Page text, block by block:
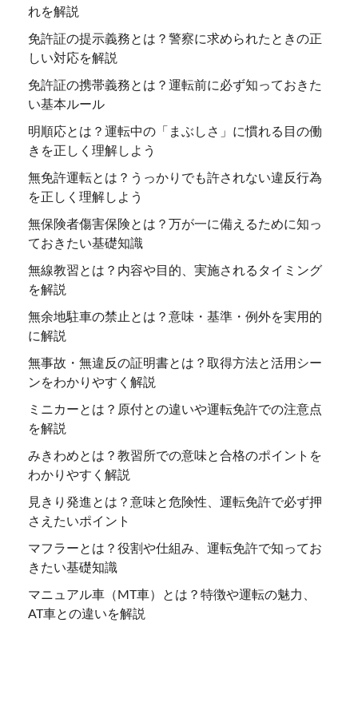
れを解説
免許証の提示義務とは？警察に求められたときの正
しい対応を解説
免許証の携帯義務とは？運転前に必ず知っておきた
い基本ルール
明順応とは？運転中の「まぶしさ」に慣れる目の働
きを正しく理解しよう
無免許運転とは？うっかりでも許されない違反行為
を正しく理解しよう
無保険者傷害保険とは？万が一に備えるために知っ
ておきたい基礎知識
無線教習とは？内容や目的、実施されるタイミング
を解説
無余地駐車の禁止とは？意味・基準・例外を実用的
に解説
無事故・無違反の証明書とは？取得方法と活用シー
ンをわかりやすく解説
ミニカーとは？原付との違いや運転免許での注意点
を解説
みきわめとは？教習所での意味と合格のポイントを
わかりやすく解説
見きり発進とは？意味と危険性、運転免許で必ず押
さえたいポイント
マフラーとは？役割や仕組み、運転免許で知ってお
きたい基礎知識
マニュアル車（MT車）とは？特徴や運転の魅力、
AT車との違いを解説